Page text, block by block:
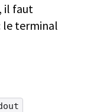
il faut
le terminal